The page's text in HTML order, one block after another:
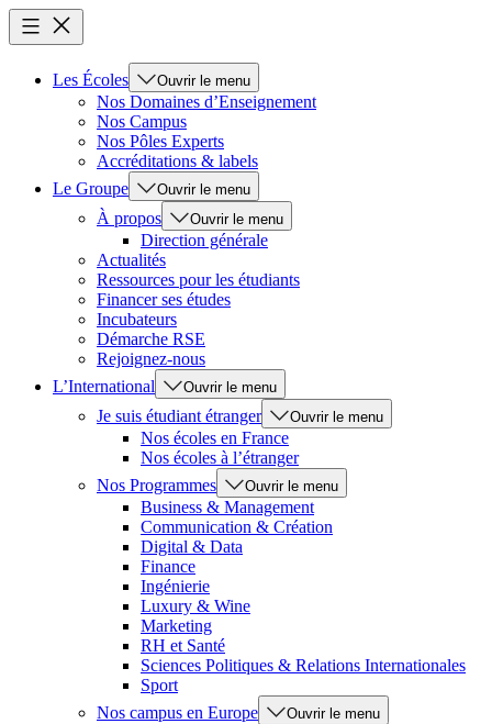
Les Écoles Ouvrir le menu
Nos Domaines d’Enseignement
Nos Campus
Nos Pôles Experts
Accréditations & labels
Le Groupe
Ouvrir le menu
À propos Ouvrir le menu
Direction générale
Actualités
Ressources pour les étudiants
Financer ses études
Incubateurs
Démarche RSE
Rejoignez-nous
L’International
Ouvrir le menu
Je suis étudiant étranger Ouvrir le menu
Nos écoles en France
Nos écoles à l’étranger
Nos Programmes
Ouvrir le menu
Business & Management
Communication & Création
Digital & Data
Finance
Ingénierie
Luxury & Wine
Marketing
RH et Santé
Sciences Politiques & Relations Internationales
Sport
Nos campus en Europe
Ouvrir le menu